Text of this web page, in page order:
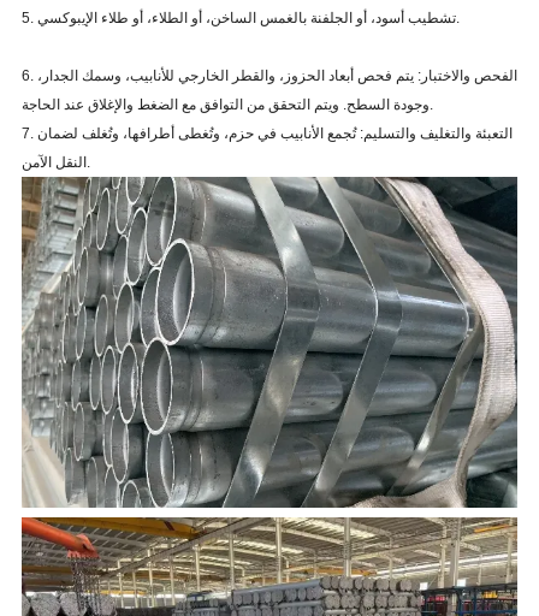
5. تشطيب أسود، أو الجلفنة بالغمس الساخن، أو الطلاء، أو طلاء الإيبوكسي.
6. الفحص والاختبار: يتم فحص أبعاد الحزوز، والقطر الخارجي للأنابيب، وسمك الجدار،
وجودة السطح. ويتم التحقق من التوافق مع الضغط والإغلاق عند الحاجة.
7. التعبئة والتغليف والتسليم: تُجمع الأنابيب في حزم، وتُغطى أطرافها، وتُغلف لضمان
النقل الآمن.